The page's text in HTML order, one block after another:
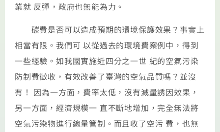
業就 反彈，政府也無能為力。
碳費是否可以造成預期的環境保護效果？事實上
相當有限。我們可 以從過去的環境費案例中，得到
一些經驗。如我國實施近四分之一世 紀的空氣污染
防制費徵收，有效改善了臺灣的空氣品質嗎？並沒
有！ 因為一方面，費率太低，沒有減量誘因效果，
另一方面，經濟規模一 直不斷地增加，完全無法將
空氣污染物進行總量管制。而且收了空污 費，也無